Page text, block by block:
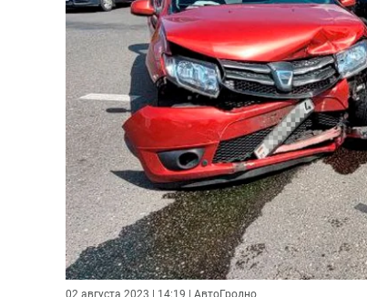
02 августа 2023 | 14:19 | АвтоГродно